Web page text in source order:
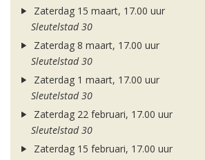
Zaterdag 15 maart, 17.00 uur
Sleutelstad 30
Zaterdag 8 maart, 17.00 uur
Sleutelstad 30
Zaterdag 1 maart, 17.00 uur
Sleutelstad 30
Zaterdag 22 februari, 17.00 uur
Sleutelstad 30
Zaterdag 15 februari, 17.00 uur